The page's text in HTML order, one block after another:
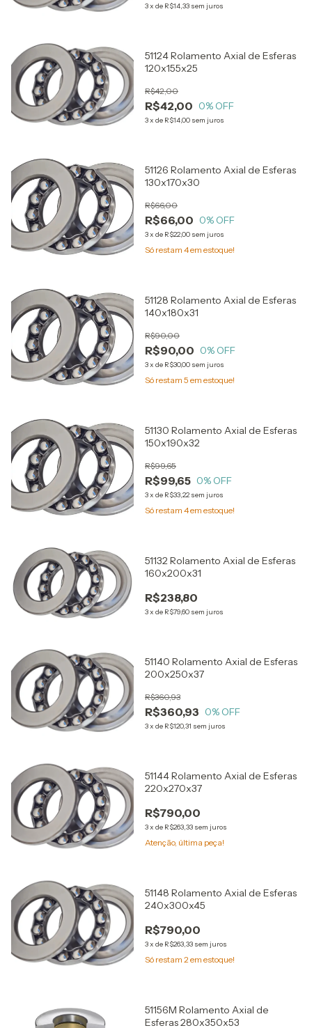
3x de R$14,33 sem juros
51124 Rolamento Axial de Esferas
120x155x25
R$42,00
R$42,00
0% OFF
3x de R$14,00 sem juros
51126 Rolamento Axial de Esferas
130x170x30
R$66,00
R$66,00
0% OFF
3x de R$22,00 sem juros
Só restam 4em estoque!
51128 Rolamento Axial de Esferas
140x180x31
R$90,00
R$90,00
0% OFF
3x de R$30,00 sem juros
Só restam 5 em estoque!
51130 Rolamento Axial de Esferas
150x190x32
R$99,65
R$99,65
0% OFF
3x de R$33,22 sem juros
Só restam 4em estoque!
51132 Rolamento Axial de Esferas
160x200x31
R$238,80
3x de R$79,60 sem juros
51140 Rolamento Axial de Esferas
200x250x37
R$360,93
R$360,93
0% OFF
3x de R$120,31 sem juros
51144 Rolamento Axial de Esferas
220x270x37
R$790,00
3x de R$263,33 sem juros
Atenção, última peça!
51148 Rolamento Axial de Esferas
240x300x45
R$790,00
3x de R$263,33 sem juros
Só restam 2em estoque!
51156M Rolamento Axial de
Esferas 280x350x53